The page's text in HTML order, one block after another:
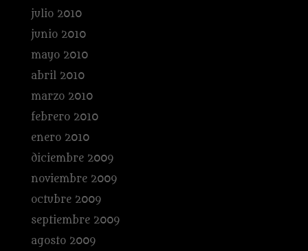
julio 2010
junio 2010
mayo 2010
abril 2010
marzo 2010
febrero 2010
enero 2010
diciembre 2009
noviembre 2009
octubre 2009
septiembre 2009
agosto 2009